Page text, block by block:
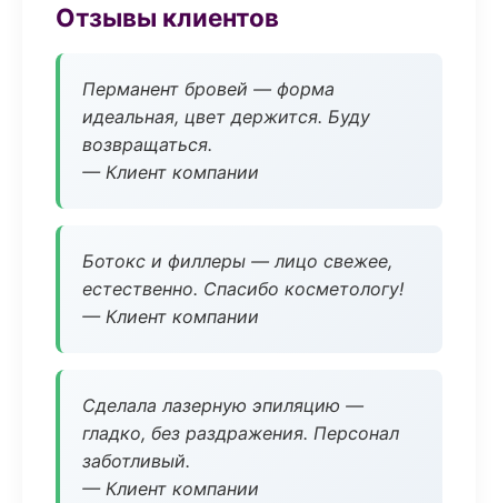
Отзывы клиентов
Перманент бровей — форма
идеальная, цвет держится. Буду
возвращаться.
— Клиент компании
Ботокс и филлеры — лицо свежее,
естественно. Спасибо косметологу!
— Клиент компании
Сделала лазерную эпиляцию —
гладко, без раздражения. Персонал
заботливый.
— Клиент компании